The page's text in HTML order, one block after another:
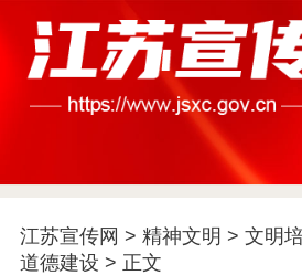
江苏宣传网 > 精神文明 > 文明
道德建设 > 正文